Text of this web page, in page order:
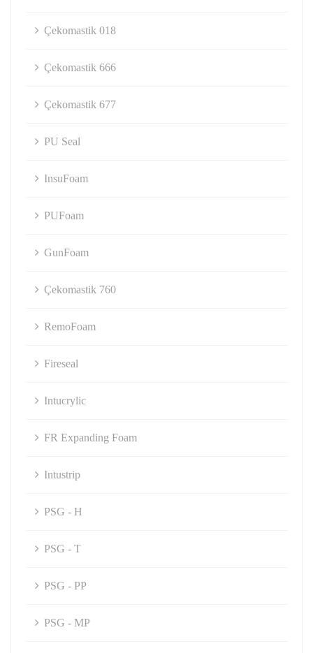
Çekomastik 018
Çekomastik 666
Çekomastik 677
PU Seal
InsuFoam
PUFoam
GunFoam
Çekomastik 760
RemoFoam
Fireseal
Intucrylic
FR Expanding Foam
Intustrip
PSG - H
PSG - T
PSG - PP
PSG - MP